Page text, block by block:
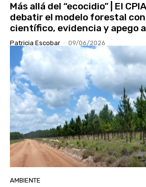
Más allá del “ecocidio” | El
debatir el modelo forestal
científico, evidencia y apego
Patricia Escobar - 09/06/2026
AMBIENTE